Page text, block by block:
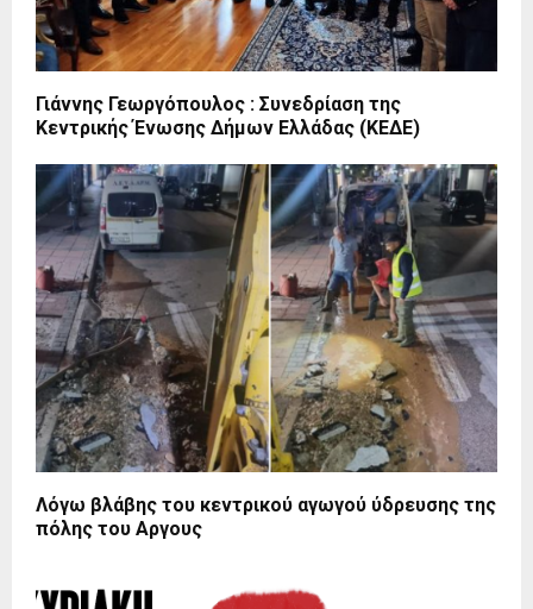
Γιάννης Γεωργόπουλος : Συνεδρίαση της
Κεντρικής Ένωσης Δήμων Ελλάδας (ΚΕΔΕ)
Λόγω βλάβης του κεντρικού αγωγού ύδρευσης της
πόλης του Αργους